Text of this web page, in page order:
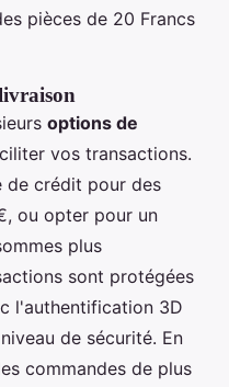
pièces de 20 Francs
options de
vos transactions.
de crédit pour des
ou opter pour un
plus
sont protégées
l'authentification 3D
de sécurité. En
commandes de plus